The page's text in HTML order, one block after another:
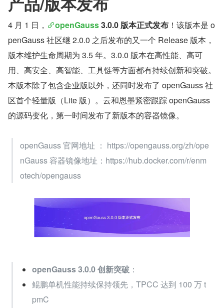
4 月 1 日， openGauss 3.0.0 版本正式发布 ！该版本是 o
penGauss 社区继 2.0.0 之后发布的又一个 Release 版本，
版本维护生命周期为 3.5 年。3.0.0 版本在高性能、高可
用、高安全、高智能、工具链等方面都有持续创新和突破。
本版本除了包含企业版以外，还同时发布了 openGauss 社
区首个轻量版（Lite 版）。云和恩墨紧密跟踪 openGauss
的源码变化，第一时间发布了新版本的容器镜像。
openGauss 官网地址 ： https://opengauss.org/zh/ope
nGauss 容器镜像地址：https://hub.docker.com/r/enm
otech/opengauss
openGauss 3.0.0 创新突破 ：
鲲鹏单机性能持续保持领先，TPCC 达到 100 万 t
pmC